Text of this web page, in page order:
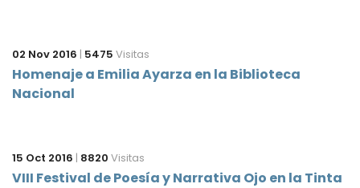
02 Nov 2016 | 5475 Visitas
Homenaje a Emilia Ayarza en la Biblioteca
Nacional
15 Oct 2016 | 8820 Visitas
VIII Festival de Poesía y Narrativa Ojo en la Tinta